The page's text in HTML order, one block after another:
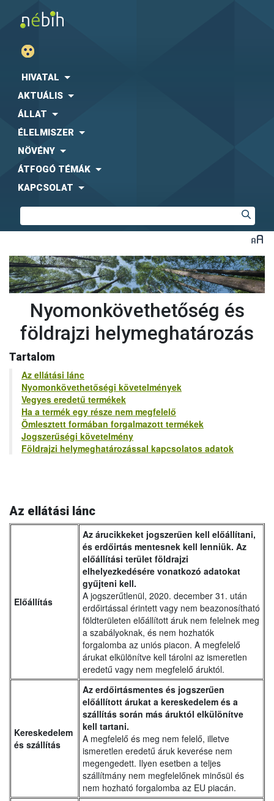
HIVATAL
AKTUÁLIS
ÁLLAT
ÉLELMISZER
NÖVÉNY
ÁTFOGÓ TÉMÁK
KAPCSOLAT
Nyomonkövethetőség és
földrajzi helymeghatározás
Tartalom
Az ellátási lánc
Nyomonkövethetőségi követelmények
Vegyes eredetű termékek
Ha a termék egy része nem megfelelő
Ömlesztett formában forgalmazott termékek
Jogszerűségi követelmény
Földrajzi helymeghatározással kapcsolatos adatok
Az ellátási lánc
Előállítás
Az árucikkeket jogszerűen kell előállítani,
és erdőirtás mentesnek kell lenniük. Az
előállítási terület földrajzi
elhelyezkedésére vonatkozó adatokat
gyűjteni kell.
A jogszerűtlenül, 2020. december 31. után
erdőirtással érintett vagy nem beazonosítható
földterületen előállított áruk nem felelnek meg
a szabályoknak, és nem hozhatók
forgalomba az uniós piacon. A megfelelő
árukat elkülönítve kell tárolni az ismeretlen
eredetű vagy nem megfelelő áruktól.
Kereskedelem
és szállítás
Az erdőirtásmentes és jogszerűen
előállított árukat a kereskedelem és a
szállítás során más áruktól elkülönítve
kell tartani.
A megfelelő és meg nem felelő, illetve
ismeretlen eredetű áruk keverése nem
megengedett. Ilyen esetben a teljes
szállítmány nem megfelelőnek minősül és
nem hozható forgalomba az EU piacán.